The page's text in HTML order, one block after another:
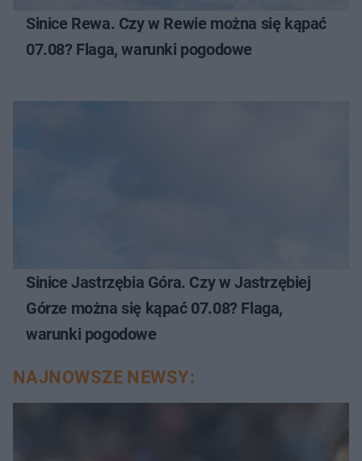
Sinice Rewa. Czy w Rewie można się kąpać
07.08? Flaga, warunki pogodowe
Sinice Jastrzębia Góra. Czy w Jastrzębiej
Górze można się kąpać 07.08? Flaga,
warunki pogodowe
NAJNOWSZE NEWSY: